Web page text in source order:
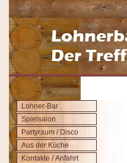
Lohner-Bar
Spielsalon
Partyraum / Disco
Aus der Küche
Kontakte / Anfahrt